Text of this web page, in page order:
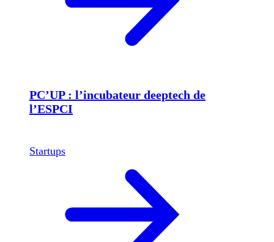
PC’UP : l’incubateur deeptech de
l’ESPCI
Startups